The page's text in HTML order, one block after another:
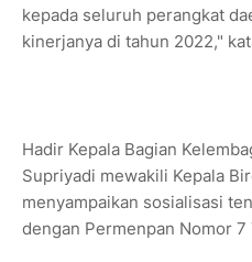
kepada seluruh perangkat
kinerjanya di tahun 2022,"
Hadir Kepala Bagian
Supriyadi mewakili Kepala
menyampaikan sosialisasi
dengan Permenpan Nomor 7